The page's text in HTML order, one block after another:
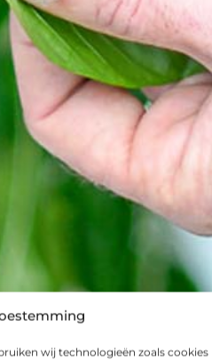
wij technologieën zoals cookies